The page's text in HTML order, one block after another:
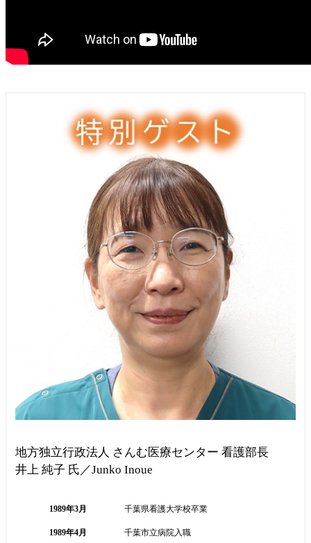
地方独立行政法人 さんむ医療センター 看護部長
井上 純子 氏／Junko Inoue
1989年3月 千葉県看護大学校卒業
1989年4月
千葉市立病院入職